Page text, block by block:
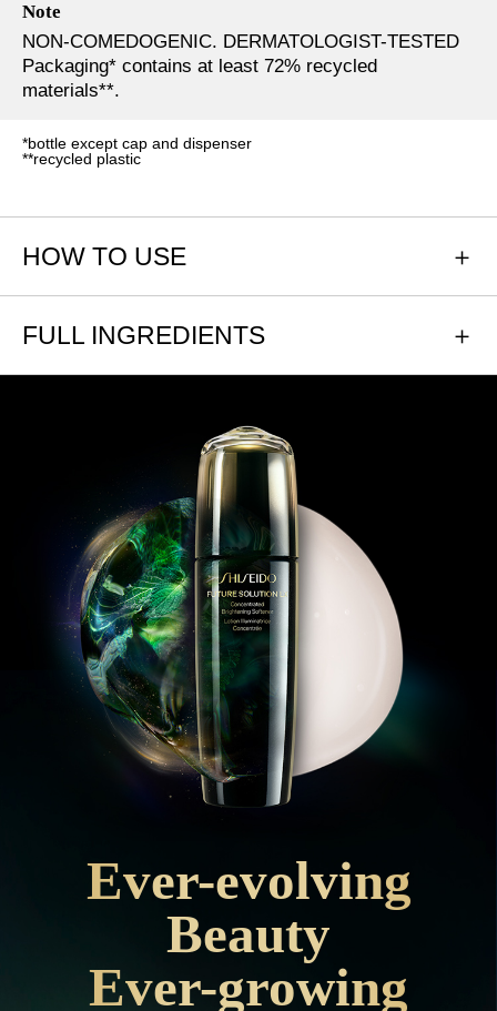
Note
NON-COMEDOGENIC. DERMATOLOGIST-TESTED
Packaging* contains at least 72% recycled
materials**.​
*bottle except cap and dispenser
**recycled plastic​​
HOW TO USE
FULL INGREDIENTS
Ever-evolving
Beauty
Ever-growing